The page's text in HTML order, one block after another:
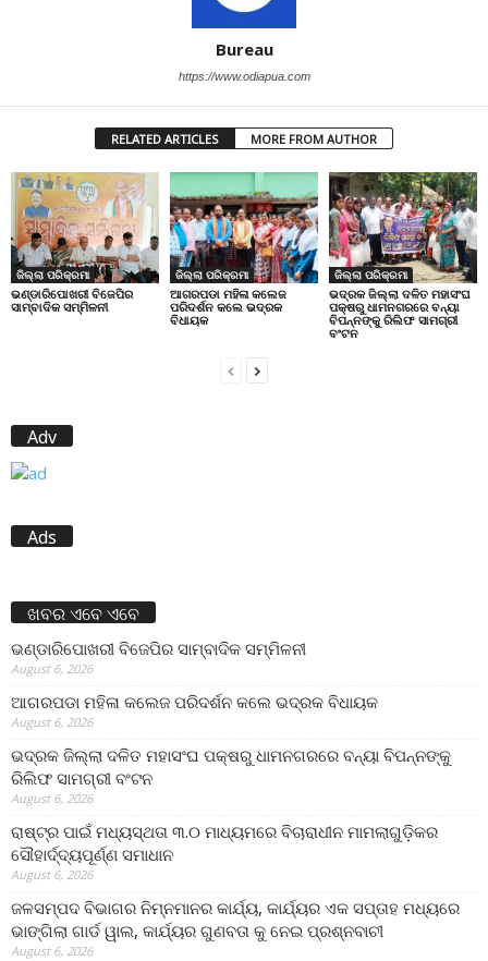
Bureau
https://www.odiapua.com
RELATED ARTICLES MORE FROM AUTHOR
ଜିଲ୍ଲା ପରିକ୍ରମା
ଭଣ୍ଡାରିପୋଖରୀ ବିଜେପିର
ସାମ୍ବାଦିକ ସମ୍ମିଳନୀ
ଜିଲ୍ଲା ପରିକ୍ରମା
ଆଗରପଡା ମହିଳା କଲେଜ
ପରିଦର୍ଶନ କଲେ ଭଦ୍ରକ
ବିଧାୟକ
ଜିଲ୍ଲା ପରିକ୍ରମା
ଭଦ୍ରକ ଜିଲ୍ଲା ଦଳିତ ମହାସଂଘ
ପକ୍ଷରୁ ଧାମନଗରରେ ବନ୍ୟା
ବିପନ୍ନଙ୍କୁ ରିଲିଫ ସାମଗ୍ରୀ
ବଂଟନ
Adv
Ads
ଖବର ଏବେ ଏବେ
ଭଣ୍ଡାରିପୋଖରୀ ବିଜେପିର ସାମ୍ବାଦିକ ସମ୍ମିଳନୀ
August 6, 2026
ଆଗରପଡା ମହିଳା କଲେଜ ପରିଦର୍ଶନ କଲେ ଭଦ୍ରକ ବିଧାୟକ
August 6, 2026
ଭଦ୍ରକ ଜିଲ୍ଲା ଦଳିତ ମହାସଂଘ ପକ୍ଷରୁ ଧାମନଗରରେ ବନ୍ୟା ବିପନ୍ନଙ୍କୁ
ରିଲିଫ ସାମଗ୍ରୀ ବଂଟନ
August 6, 2026
ରାଷ୍ଟ୍ର ପାଇଁ ମଧ୍ୟସ୍ଥତା ୩.୦ ମାଧ୍ୟମରେ ବିଚାରାଧୀନ ମାମଲାଗୁଡ଼ିକର
ସୌହାର୍ଦ୍ଦ୍ୟପୂର୍ଣ୍ଣ ସମାଧାନ
August 6, 2026
ଜଳସମ୍ପଦ ବିଭାଗର ନିମ୍ନମାନର କାର୍ଯ୍ୟ, କାର୍ଯ୍ୟର ଏକ ସପ୍ତାହ ମଧ୍ୟରେ
ଭାଙ୍ଗିଲା ଗାର୍ଡ ୱାଲ, କାର୍ଯ୍ୟର ଗୁଣବତା କୁ ନେଇ ପ୍ରଶ୍ନବାଚୀ
August 6, 2026